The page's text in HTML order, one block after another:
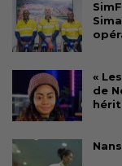
«
de